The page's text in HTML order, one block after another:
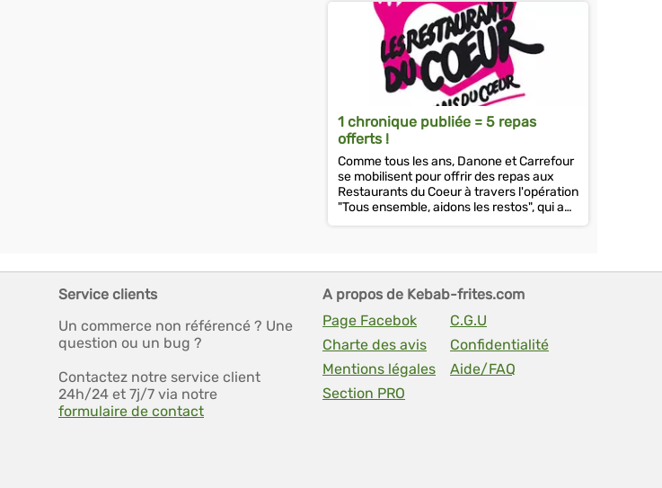
1 chronique publiée = 5 repas
offerts !
Comme tous les ans, Danone et Carrefour
se mobilisent pour offrir des repas aux
Restaurants du Coeur à travers l'opération
"Tous ensemble, aidons les restos", qui a
lieu entre le 20 février et le...
Service clients
Un commerce non référencé ? Une
question ou un bug ?
Contactez notre service client
24h/24 et 7j/7 via notre
formulaire de contact
A propos de Kebab-frites.com
Page Facebok
C.G.U
Charte des avis
Confidentialité
Mentions légales
Aide/FAQ
Section PRO